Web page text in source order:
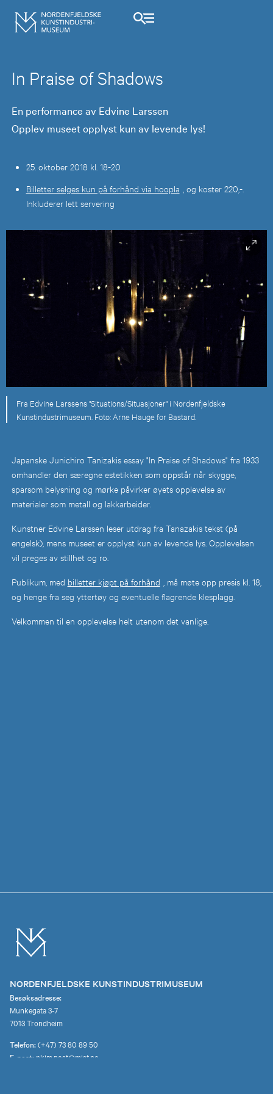
In Praise of Shadows
En performance av Edvine Larssen
Opplev museet opplyst kun av levende lys!
25. oktober 2018 kl. 18-20
Billetter selges kun på forhånd via hoopla
, og koster 220,-.
Inkluderer lett servering
Fra Edvine Larssens "Situations/Situasjoner" i Nordenfjeldske
Kunstindustrimuseum. Foto: Arne Hauge for Bastard.
Japanske Junichiro Tanizakis essay "In Praise of Shadows" fra 1933
omhandler den særegne estetikken som oppstår når skygge,
sparsom belysning og mørke påvirker øyets opplevelse av
materialer som metall og lakkarbeider.
Kunstner Edvine Larssen leser utdrag fra Tanazakis tekst (på
engelsk), mens museet er opplyst kun av levende lys. Opplevelsen
vil preges av stillhet og ro.
Publikum, med billetter kjøpt på forhånd
, må møte opp presis kl. 18,
og henge fra seg yttertøy og eventuelle flagrende klesplagg.
Velkommen til en opplevelse helt utenom det vanlige.
NORDENFJELDSKE KUNSTINDUSTRIMUSEUM
Besøksadresse:
Munkegata 3-7
7013 Trondheim
Telefon:(+47) 73 80 89 50
E-post: nkim.post@mist.no